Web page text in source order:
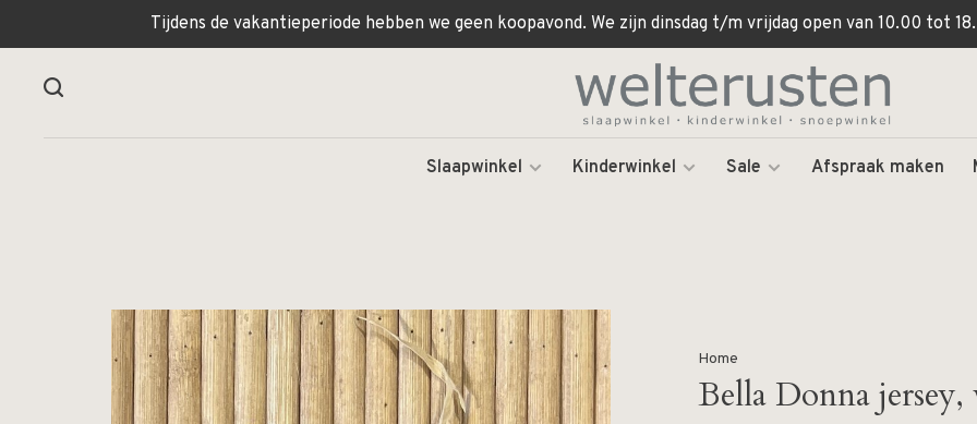
Tijdens de vakantieperiode hebben we geen koopavond. We zijn dinsdag t/m vrijdag open van 10.00 tot
Slaapwinkel Kinderwinkel Sale Afspraak maken
Home
Bella Donna